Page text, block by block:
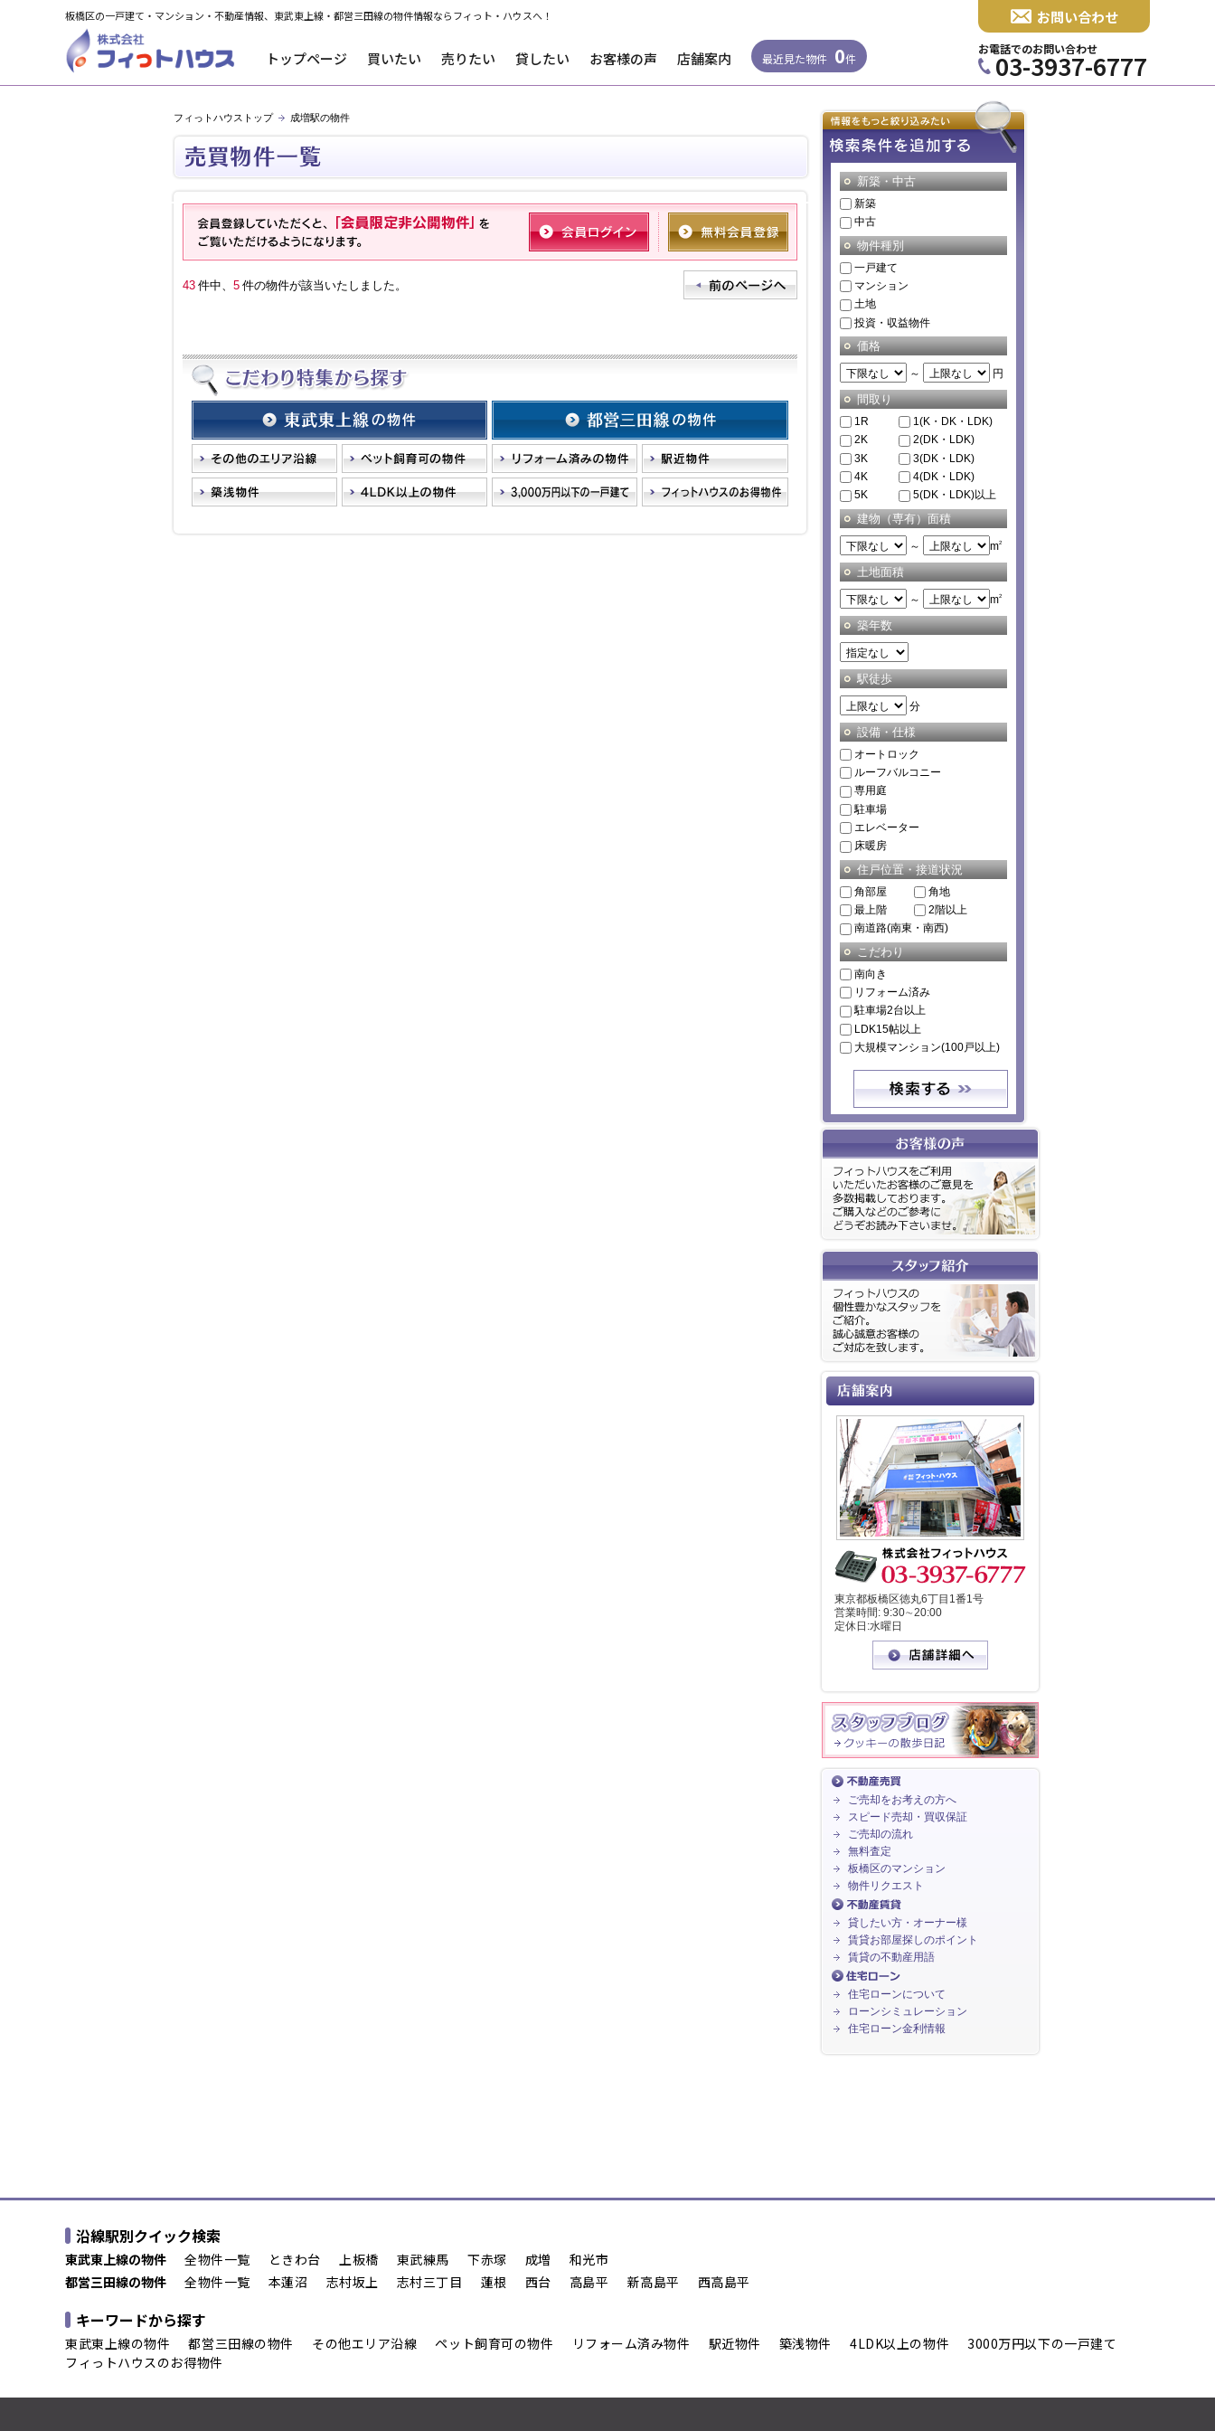
板橋区の一戸建て・マンション・不動産情報、東武東上線・都営三田線の物件情報ならフィっト・ハウスへ！
トップページ 買いたい 売りたい 貸したい お客様の声 店舗案内 最近見た物件 0件
お問い合わせ
お電話でのお問い合わせ
03-3937-6777
フィっトハウストップ 成増駅の物件
43 件中、 5 件の物件が該当いたしました。
新築・中古
新築
中古
物件種別
一戸建て
マンション
土地
投資・収益物件
価格
～ 円
間取り
1R
2K
3K
4K
5K
1(K・DK・LDK)
2(DK・LDK)
3(DK・LDK)
4(DK・LDK)
5(DK・LDK)以上
建物（専有）面積
～ m2
土地面積
～ m2
築年数
駅徒歩
分
設備・仕様
オートロック
ルーフバルコニー
専用庭
駐車場
エレベーター
床暖房
住戸位置・接道状況
角部屋
角地
最上階
2階以上
南道路(南東・南西)
こだわり
南向き
リフォーム済み
駐車場2台以上
LDK15帖以上
大規模マンション(100戸以上)
東京都板橋区徳丸6丁目1番1号
営業時間: 9:30∼20:00
定休日:水曜日
ご売却をお考えの方へ
スピード売却・買収保証
ご売却の流れ
無料査定
板橋区のマンション
物件リクエスト
貸したい方・オーナー様
賃貸お部屋探しのポイント
賃貸の不動産用語
住宅ローンについて
ローンシミュレーション
住宅ローン金利情報
沿線駅別クイック検索
東武東上線の物件 全物件一覧 ときわ台 上板橋 東武練馬 下赤塚 成増
和光市
都営三田線の物件
全物件一覧 本蓮沼 志村坂上 志村三丁目 蓮根 西台 高島平 新高島平 西高島平
キーワードから探す
東武東上線の物件 都営三田線の物件 その他エリア沿線 ペット飼育可の物件 リフォーム済み物件 駅近物件 築浅物件 4LDK以上の物件
3000万円以下の一戸建て
フィっトハウスのお得物件